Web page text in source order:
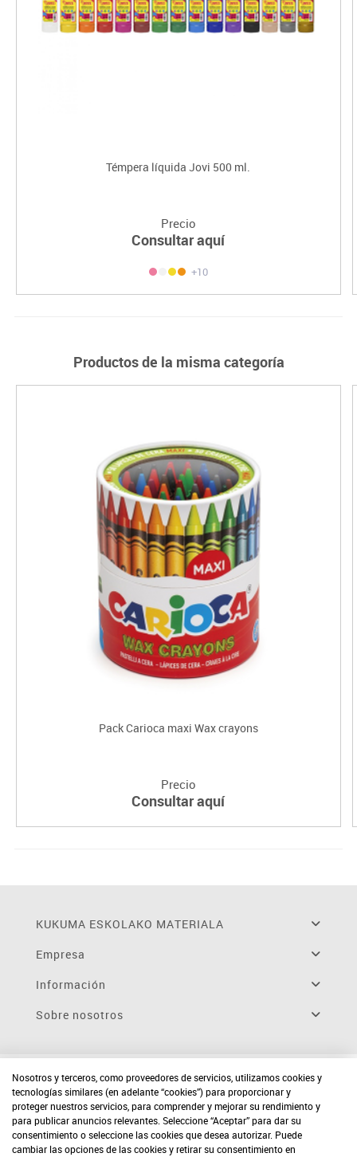
Témpera líquida Jovi 500 ml.
Precio
Consultar aquí
+10
Productos de la misma categoría
Pack Carioca maxi Wax crayons
Precio
Consultar aquí
KUKUMA ESKOLAKO MATERIALA
Empresa
Información
Sobre nosotros
Nosotros y terceros, como proveedores de servicios, utilizamos cookies y
tecnologías similares (en adelante “cookies”) para proporcionar y
proteger nuestros servicios, para comprender y mejorar su rendimiento y
para publicar anuncios relevantes. Seleccione “Aceptar” para dar su
consentimiento o seleccione las cookies que desea autorizar. Puede
cambiar las opciones de las cookies y retirar su consentimiento en